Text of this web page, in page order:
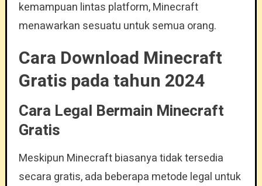
kemampuan lintas platform, Minecraft
menawarkan sesuatu untuk semua orang.
Cara Download Minecraft
Gratis pada tahun 2024
Cara Legal Bermain Minecraft
Gratis
Meskipun Minecraft biasanya tidak tersedia
secara gratis, ada beberapa metode legal untuk